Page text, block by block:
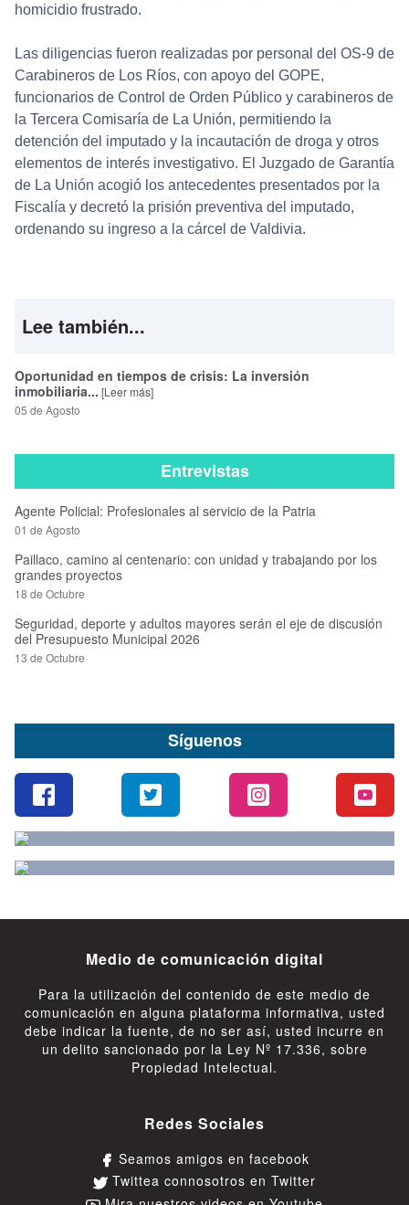
homicidio frustrado.
Las diligencias fueron realizadas por personal del OS-9 de
Carabineros de Los Ríos, con apoyo del GOPE,
funcionarios de Control de Orden Público y carabineros de
la Tercera Comisaría de La Unión, permitiendo la
detención del imputado y la incautación de droga y otros
elementos de interés investigativo. El Juzgado de Garantía
de La Unión acogió los antecedentes presentados por la
Fiscalía y decretó la prisión preventiva del imputado,
ordenando su ingreso a la cárcel de Valdivia.
Lee también...
Oportunidad en tiempos de crisis: La inversión
inmobiliaria... [Leer más]
05 de Agosto
Entrevistas
Agente Policial: Profesionales al servicio de la Patria
01 de Agosto
Paillaco, camino al centenario: con unidad y trabajando por los
grandes proyectos
18 de Octubre
Seguridad, deporte y adultos mayores serán el eje de discusión
del Presupuesto Municipal 2026
13 de Octubre
Síguenos
Medio de comunicación digital
Para la utilización del contenido de este medio de
comunicación en alguna plataforma informativa, usted
debe indicar la fuente, de no ser así, usted incurre en
un delito sancionado por la Ley Nº 17.336, sobre
Propiedad Intelectual.
Redes Sociales
Seamos amigos en facebook
Twittea connosotros en Twitter